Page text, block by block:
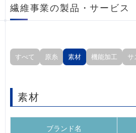
繊維事業の製品・サービス
すべて 原糸 素材 機能加工 サ
素材
ブランド名